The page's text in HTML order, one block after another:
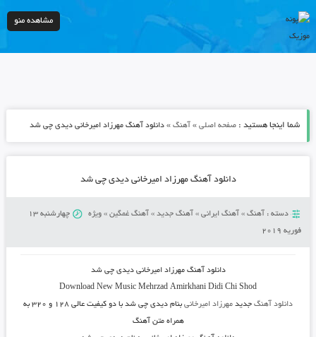
مشاهده منو
شما اینجا هستید : صفحه اصلی» آهنگ» دانلود آهنگ مهرزاد امیرخانی دیدی چی شد
دانلود آهنگ مهرزاد امیرخانی دیدی چی شد
دسته : آهنگ» آهنگ ایرانی» آهنگ جدید» آهنگ غمگین» ویژه
چهارشنبه 13
فوریه 2019
دانلود آهنگمهرزاد امیرخانی دیدی چی شد
Download New MusicMehrzad Amirkhani Didi Chi Shod
دانلود آهنگجدید مهرزاد امیرخانیبنام دیدی چی شد
با دو کیفیت عالی ۱۲۸ و ۳۲۰ به
همراه متن آهنگ